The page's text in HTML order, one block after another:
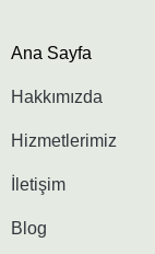
Ana Sayfa
Hakkımızda
Hizmetlerimiz
İletişim
Blog